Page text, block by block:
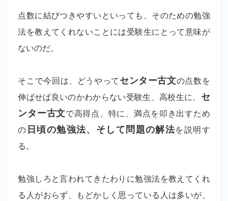
点数に結びつきやすいといっても、そのための勉強
法を教えてくれないことには受験生にとって意味が
ないのだ。
そこで今回は、どうやって センター古文の点数を
伸ばせば良いのかわからない受験生、高校生に、 セ
ンター古文で高得点、特に、満点を叩き出すため
の 日頃の勉強法、そして問題の解法を説明す
る。
勉強しろと言われてきたわりに勉強法を教えてくれ
る人がおらず、もどかしく思っている人は多いが、